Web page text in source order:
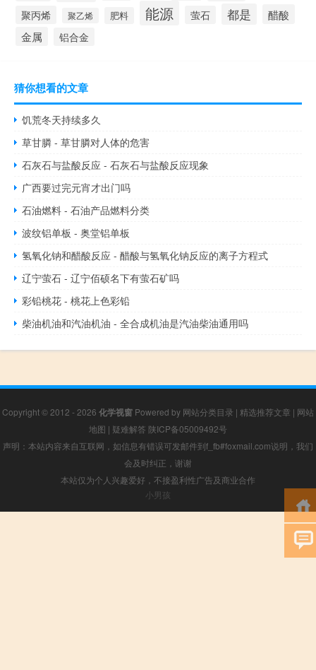
聚丙烯 聚乙烯 肥料 能源 萤石 都是 醋酸
金属 铝合金
猜你想看的文章
饥荒冬天持续多久
草甘膦 - 草甘膦对人体的危害
石灰石与盐酸反应 - 石灰石与盐酸反应现象
广西要过完元宵才出门吗
石油燃料 - 石油产品燃料分类
波纹铝单板 - 奥堂铝单板
氢氧化钠和醋酸反应 - 醋酸与氢氧化钠反应的离子方程式
辽宁萤石 - 辽宁佰硕名下有萤石矿吗
彩铅桃花 - 桃花上色彩铅
柴油机油和汽油机油 - 全合成机油是汽油柴油通用吗
Copyright © 2012 - 2026 化学视窗 Powered by 网站分类目录 | 精选推荐文章 | 网站
地图 | 疑难解答 陕ICP备05009492号
声明：本站内容来自互联网，如信息有错误可发邮件到f_fb#foxmail.com说明，我们
会及时纠正，谢谢
本站仅为个人兴趣爱好，不接盈利性广告及商业合作
小男孩